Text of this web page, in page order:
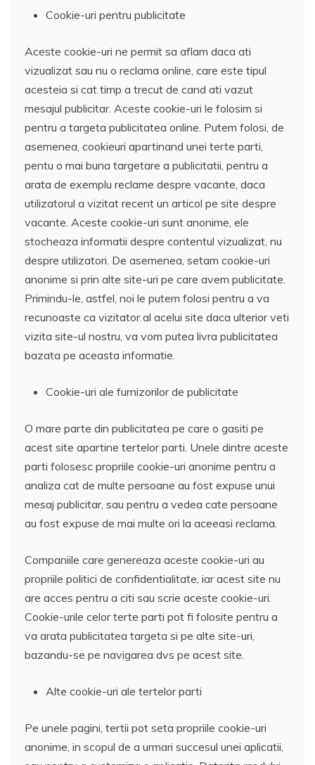
Cookie-uri pentru publicitate
Aceste cookie-uri ne permit sa aflam daca ati
vizualizat sau nu o reclama online, care este tipul
acesteia si cat timp a trecut de cand ati vazut
mesajul publicitar. Aceste cookie-uri le folosim si
pentru a targeta publicitatea online. Putem folosi, de
asemenea, cookieuri apartinand unei terte parti,
pentu o mai buna targetare a publicitatii, pentru a
arata de exemplu reclame despre vacante, daca
utilizatorul a vizitat recent un articol pe site despre
vacante. Aceste cookie-uri sunt anonime, ele
stocheaza informatii despre contentul vizualizat, nu
despre utilizatori. De asemenea, setam cookie-uri
anonime si prin alte site-uri pe care avem publicitate.
Primindu-le, astfel, noi le putem folosi pentru a va
recunoaste ca vizitator al acelui site daca ulterior veti
vizita site-ul nostru, va vom putea livra publicitatea
bazata pe aceasta informatie.
Cookie-uri ale furnizorilor de publicitate
O mare parte din publicitatea pe care o gasiti pe
acest site apartine tertelor parti. Unele dintre aceste
parti folosesc propriile cookie-uri anonime pentru a
analiza cat de multe persoane au fost expuse unui
mesaj publicitar, sau pentru a vedea cate persoane
au fost expuse de mai multe ori la aceeasi reclama.
Companiile care genereaza aceste cookie-uri au
propriile politici de confidentialitate, iar acest site nu
are acces pentru a citi sau scrie aceste cookie-uri.
Cookie-urile celor terte parti pot fi folosite pentru a
va arata publicitatea targeta si pe alte site-uri,
bazandu-se pe navigarea dvs pe acest site.
Alte cookie-uri ale tertelor parti
Pe unele pagini, tertii pot seta propriile cookie-uri
anonime, in scopul de a urmari succesul unei aplicatii,